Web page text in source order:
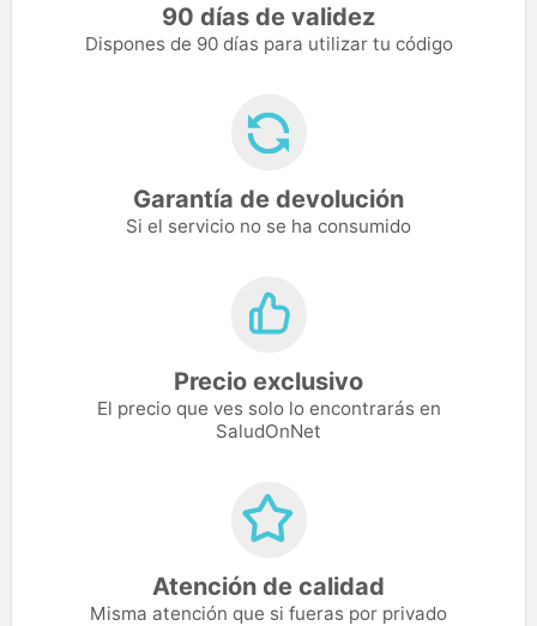
90 días de validez
Dispones de 90 días para utilizar tu código
Garantía de devolución
Si el servicio no se ha consumido
Precio exclusivo
El precio que ves solo lo encontrarás en
SaludOnNet
Atención de calidad
Misma atención que si fueras por privado